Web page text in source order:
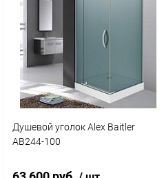
Душевой уголок Alex Baitler
AB244-100